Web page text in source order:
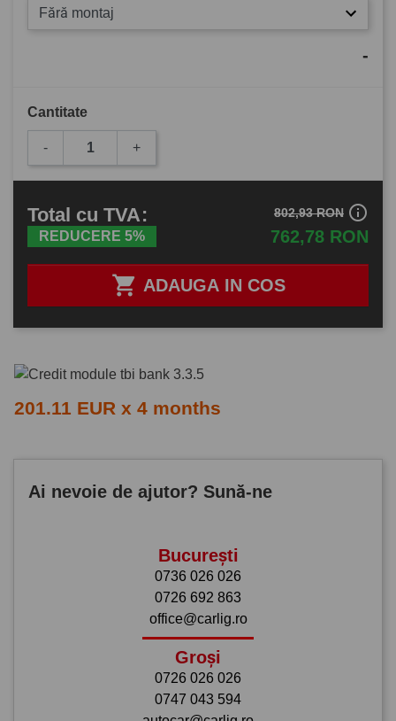
Fără montaj
-
Cantitate
- +
 ADAUGA IN COS
Total cu TVA:
REDUCERE 5% 762,78 RON
802,93 RON info_outline
201.11 EUR x 4 months
Ai nevoie de ajutor? Sună-ne
București
0736 026 026
0726 692 863
office@carlig.ro
Groși
0726 026 026
0747 043 594